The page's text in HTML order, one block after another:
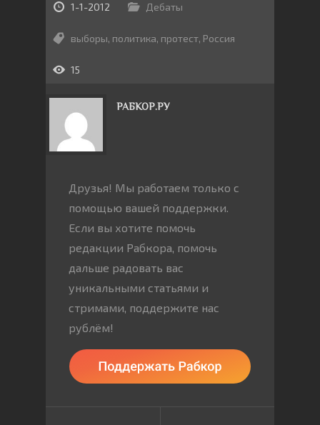
1-1-2012 Дебаты
выборы, политика, протест, Россия
15
РАБКОР.РУ
Друзья! Мы работаем только с
помощью вашей поддержки.
Если вы хотите помочь
редакции Рабкора, помочь
дальше радовать вас
уникальными статьями и
стримами, поддержите нас
рублём!